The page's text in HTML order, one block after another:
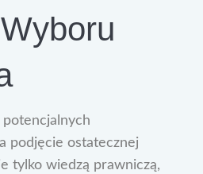
potencjalnych
podjęcie ostatecznej
tylko wiedzą prawniczą,